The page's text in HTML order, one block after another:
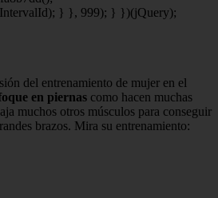
} }, 999); } })(jQuery);
del entrenamiento de mujer en el
en piernas como hacen muchas
muchos otros músculos para conseguir
brazos. Mira su entrenamiento: